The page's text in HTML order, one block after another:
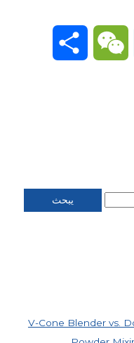
LinkedIn
WeChat
V-Cone Blender vs.